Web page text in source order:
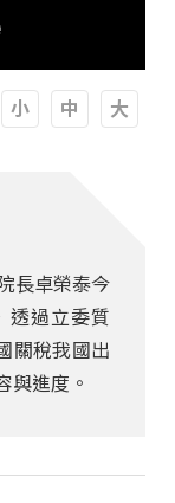
長卓榮泰今
透過立委質
關稅我國出
與進度。